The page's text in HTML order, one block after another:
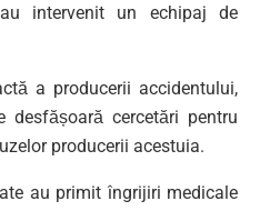
intervenit un echipaj de
a producerii accidentului,
cercetări pentru
producerii acestuia.
au primit îngrijiri medicale